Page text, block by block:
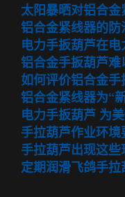
太阳暴晒对铝合
铝合金紧线器的
电力手扳葫芦在
铝合金手扳葫芦难
如何评价铝合金
铝合金紧线器为“
电力手扳葫芦 为
手拉葫芦作业环境
手拉葫芦出现这
定期润滑飞鸽手